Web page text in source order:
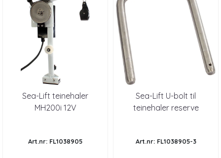
Sea-Lift teinehaler
MH200i 12V
Art.nr: FL1038905
Sea-Lift U-bolt til
teinehaler reserve
Art.nr: FL1038905-3